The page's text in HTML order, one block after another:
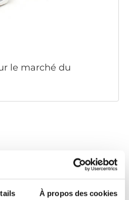
À propos des cookies
le marché du